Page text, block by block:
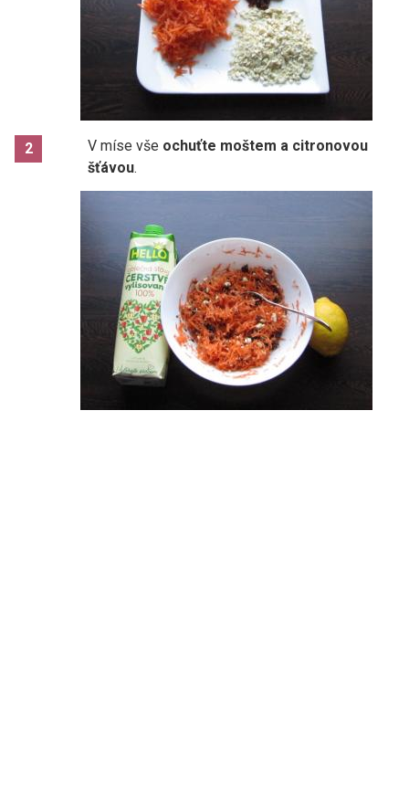
2 V míse vše ochuťte moštem a citronovou
šťávou.